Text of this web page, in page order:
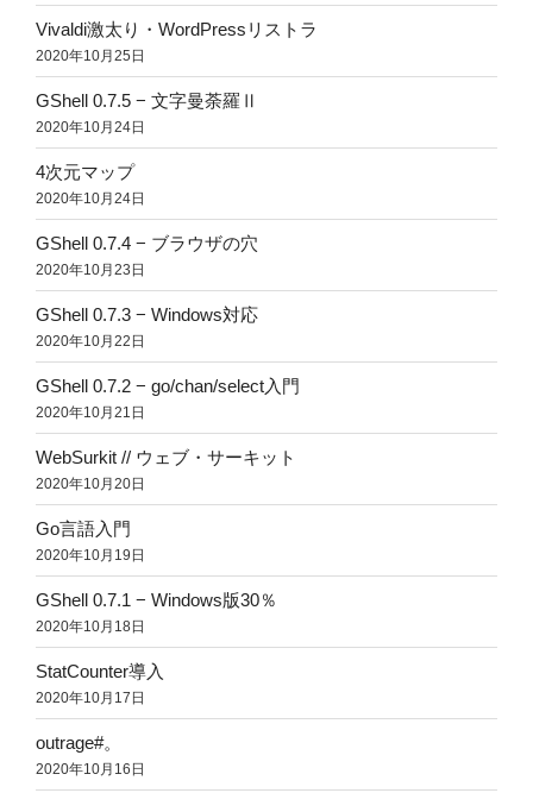
Vivaldi激太り・WordPressリストラ
2020年10月25日
GShell 0.7.5 − 文字曼荼羅Ⅱ
2020年10月24日
4次元マップ
2020年10月24日
GShell 0.7.4 − ブラウザの穴
2020年10月23日
GShell 0.7.3 − Windows対応
2020年10月22日
GShell 0.7.2 − go/chan/select入門
2020年10月21日
WebSurkit // ウェブ・サーキット
2020年10月20日
Go言語入門
2020年10月19日
GShell 0.7.1 − Windows版30％
2020年10月18日
StatCounter導入
2020年10月17日
outrage#。
2020年10月16日